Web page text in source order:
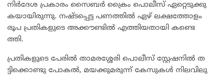
നി​ർ​ദേ​ശ പ്ര​കാ​രം സൈ​ബ​ർ ക്രൈം ​പൊ​ലീ​സ് ഏ​റ്റെ​ടു​ക്കു​
ക​യാ​യി​രു​ന്നു. ന​ഷ്ട​പ്പെ​ട്ട പ​ണ​ത്തി​ൽ ഏ​ഴ് ല​ക്ഷ​ത്തോ​ളം
രൂ​പ പ്ര​തി​ക​ളു​ടെ അ​ക്കൗ​ണ്ടി​ൽ എ​ത്തി​യ​താ​യി ക​ണ്ടെ​
ത്തി.
പ്ര​തി​ക​ളു​ടെ പേ​രി​ൽ താ​മ​ര​ശ്ശേ​രി പൊ​ലീ​സ് സ്റ്റേ​ഷ​നി​ൽ ത​
ട്ടി​ക്കൊ​ണ്ടു പോ​ക​ൽ, മ​യ​ക്കു​മ​രു​ന്ന് കേ​സു​ക​ൾ നി​ല​വി​ലു​